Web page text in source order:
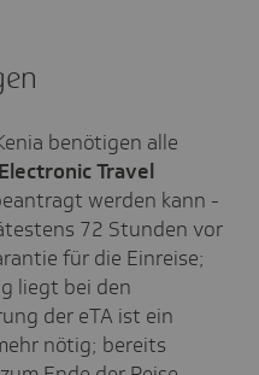
benötigen alle
Travel
werden kann -
72 Stunden vor
für die Einreise;
liegt bei den
der eTA ist ein
nötig; bereits